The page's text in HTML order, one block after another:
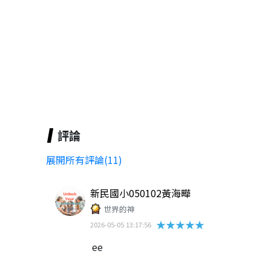
評論
展開所有評論(11)
新民國小050102黃海曄
世界的神
2026-05-05 13:17:56 ★★★★★
ee